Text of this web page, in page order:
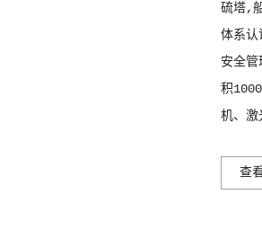
硫塔,
体系认
安全管
积
机、
查